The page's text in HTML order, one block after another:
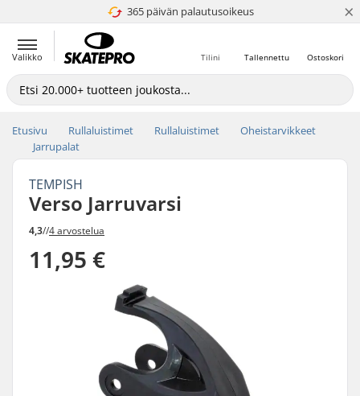
365 päivän palautusoikeus
4.8 / 5 ×
Valikko Ostoskori
Tallennettu
Tilini
Etusivu Rullaluistimet Rullaluistimet
Oheistarvikkeet
Jarrupalat
TEMPISH
Verso Jarruvarsi
4,3//4 arvostelua
11,95 €